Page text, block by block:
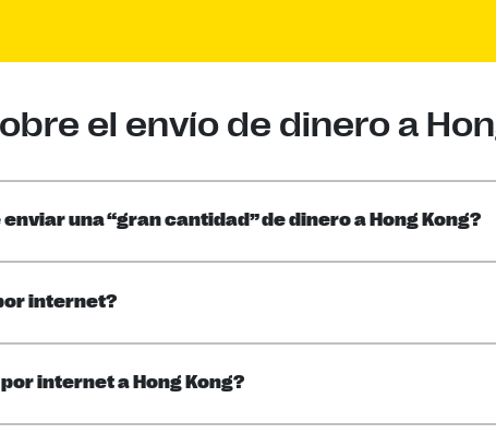
el envío de dinero a
una “gran cantidad” de dinero a Hong Kong?
internet?
internet a Hong Kong?